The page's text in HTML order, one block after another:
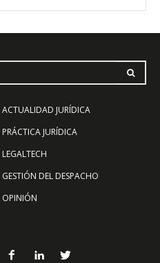
ACTUALIDAD JURÍDICA
PRÁCTICA JURÍDICA
LEGALTECH
GESTIÓN DEL DESPACHO
OPINIÓN